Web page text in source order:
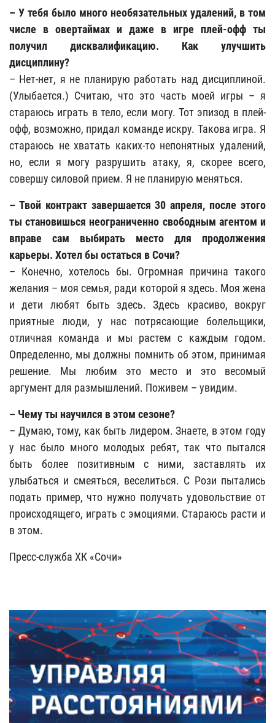
– У тебя было много необязательных удалений, в том
числе в овертаймах и даже в игре плей-офф ты
получил дисквалификацию. Как улучшить
дисциплину?
– Нет-нет, я не планирую работать над дисциплиной.
(Улыбается.) Считаю, что это часть моей игры – я
стараюсь играть в тело, если могу. Тот эпизод в плей-
офф, возможно, придал команде искру. Такова игра. Я
стараюсь не хватать каких-то непонятных удалений,
но, если я могу разрушить атаку, я, скорее всего,
совершу силовой прием. Я не планирую меняться.
– Твой контракт завершается 30 апреля, после этого
ты становишься неограниченно свободным агентом и
вправе сам выбирать место для продолжения
карьеры. Хотел бы остаться в Сочи?
– Конечно, хотелось бы. Огромная причина такого
желания – моя семья, ради которой я здесь. Моя жена
и дети любят быть здесь. Здесь красиво, вокруг
приятные люди, у нас потрясающие болельщики,
отличная команда и мы растем с каждым годом.
Определенно, мы должны помнить об этом, принимая
решение. Мы любим это место и это весомый
аргумент для размышлений. Поживем – увидим.
– Чему ты научился в этом сезоне?
– Думаю, тому, как быть лидером. Знаете, в этом году
у нас было много молодых ребят, так что пытался
быть более позитивным с ними, заставлять их
улыбаться и смеяться, веселиться. С Рози пытались
подать пример, что нужно получать удовольствие от
происходящего, играть с эмоциями. Стараюсь расти и
в этом.
Пресс-служба ХК «Сочи»